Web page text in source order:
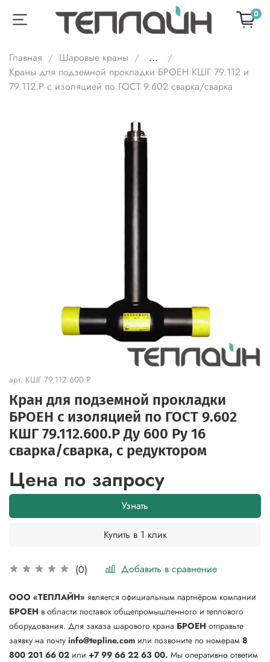
0
Главная Шаровые краны
...
Краны для подземной прокладки БРОЕН КШГ 79.112 и
79.112.Р с изоляцией по ГОСТ 9.602 сварка/сварка
арт. КШГ 79.112.600.Р
Кран для подземной прокладки
БРОЕН с изоляцией по ГОСТ 9.602
КШГ 79.112.600.Р Ду 600 Ру 16
сварка/сварка, с редуктором
(0) Добавить в сравнение
Цена по запросу
Узнать
Купить в 1 клик
ООО «ТЕПЛАЙН» является официальным партнёром компании
БРОЕН в области поставок общепромышленного и теплового
оборудования. Для заказа шарового крана БРОЕН отправьте
заявку на почту info@tepline.com или позвоните по номерам 8
800 201 66 02 или +7 99 66 22 63 00. Мы оперативно ответим